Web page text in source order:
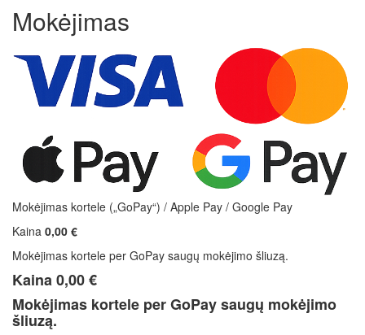
Mokėjimas
Mokėjimas kortele („GoPay“) / Apple Pay / Google Pay
Kaina 0,00 €
Mokėjimas kortele per GoPay saugų mokėjimo šliuzą.
Kaina0,00 €
Mokėjimas kortele per GoPay saugų mokėjimo
šliuzą.